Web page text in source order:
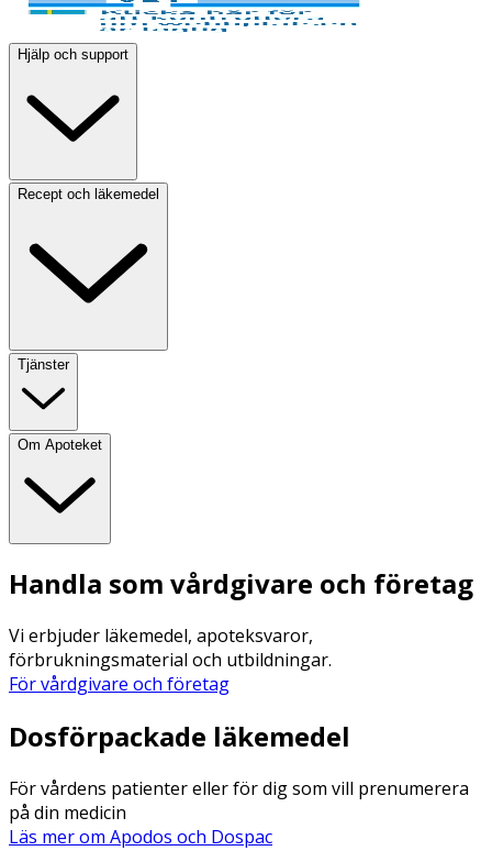
Hjälp och support
Recept och läkemedel
Tjänster
Om Apoteket
Handla som vårdgivare och företag
Vi erbjuder läkemedel, apoteksvaror,
förbrukningsmaterial och utbildningar.
För vårdgivare och företag
Dosförpackade läkemedel
För vårdens patienter eller för dig som vill prenumerera
på din medicin
Läs mer om Apodos och Dospac